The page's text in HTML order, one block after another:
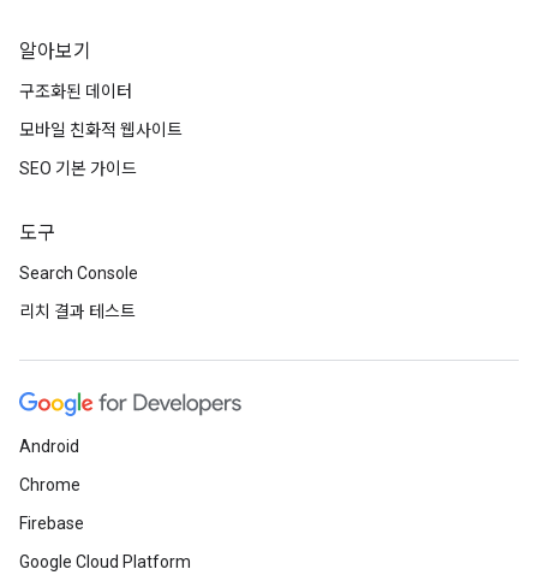
알아보기
구조화된 데이터
모바일 친화적 웹사이트
SEO 기본 가이드
도구
Search Console
리치 결과 테스트
Android
Chrome
Firebase
Google Cloud Platform